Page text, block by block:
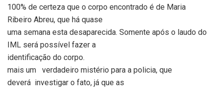
100% de certeza que o corpo encontrado é de Maria
Ribeiro Abreu, que há quase
uma semana esta desaparecida. Somente após o laudo do
IML será possível fazer a
identificação do corpo.
mais um
verdadeiro mistério para a policia, que
deverá investigar o fato, já que as